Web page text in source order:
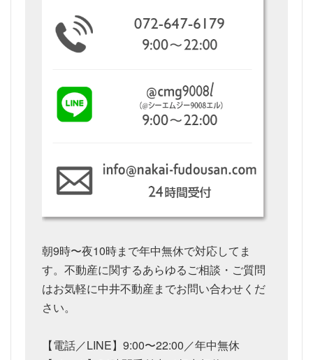
朝9時〜夜10時まで年中無休で対応してま
す。不動産に関するあらゆるご相談・ご質問
はお気軽に中井不動産までお問い合わせくだ
さい。
【電話／LINE】9:00〜22:00／年中無休